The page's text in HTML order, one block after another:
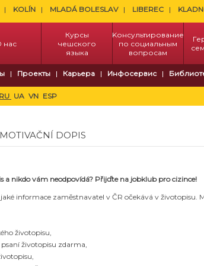
KOLÍN MLADÁ BOLESLAV LIBEREC
нас
Курсы
чешского
языка
Kонсультирование
по социальным
вопросам
Проекты Карьера Инфосервис
RU UA VN ESP
DOPIS
a nikdo vám neodpovídá? Přijďte na jobklub pro cizince!
informace zaměstnavatel v ČR očekává v
životopisu,
životopisu zdarma,